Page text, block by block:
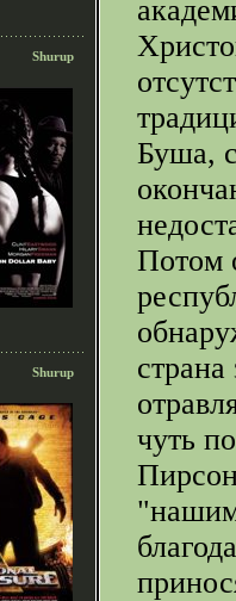
Shurup
Shurup
Буша,
Потом
чуть